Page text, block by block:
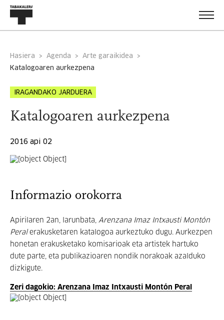
Hasiera Agenda
Arte garaikidea
katalogoaren aurkezpena
IRAGANDAKO JARDUERA
Katalogoaren aurkezpena
2016 api 02
Informazio orokorra
Apirilaren 2an, larunbata, Arenzana Imaz Intxausti Montón
Peralerakusketaren katalogoa aurkeztuko dugu. Aurkezpen
honetan erakusketako komisarioak eta artistek hartuko
dute parte, eta publikazioaren nondik norakoak azalduko
dizkigute.
Zeri dagokio: Arenzana Imaz Intxausti Montón Peral